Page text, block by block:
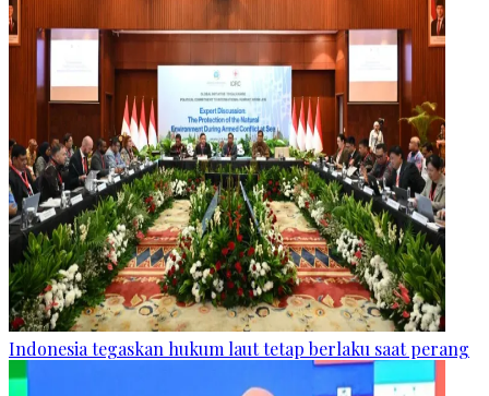
Indonesia tegaskan hukum laut tetap berlaku saat perang